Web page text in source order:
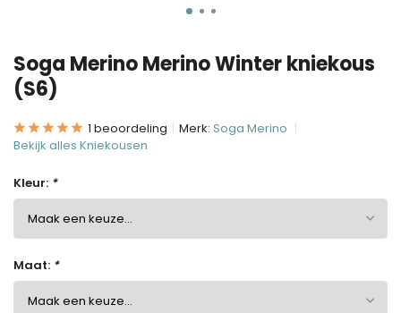
Soga Merino Merino Winter kniekous
(S6)
1 beoordeling Merk: Soga Merino
Bekijk alles Kniekousen
Kleur: *
Maat: *